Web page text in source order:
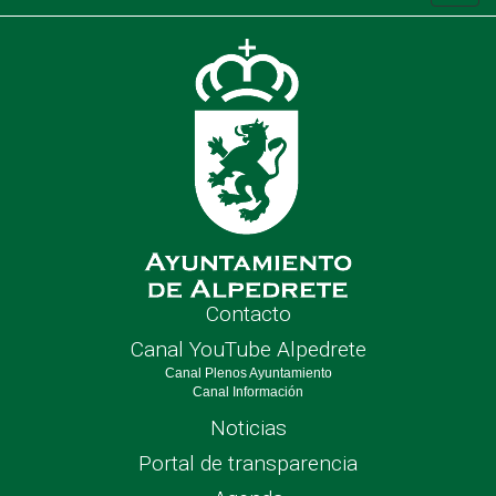
de
Contacto
Canal YouTube Alpedrete
Canal Plenos Ayuntamiento
Canal Información
Noticias
Portal de transparencia